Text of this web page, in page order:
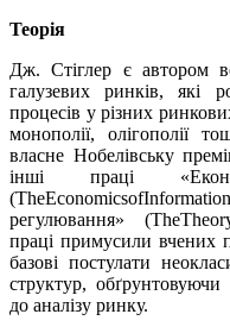
Теорія
Дж. Стіглер є автором
галузевих ринків, які
процесів у різних
монополії, олігополії
власне Нобелівську
інші праці
регулювання»
праці примусили вчених
базові постулати
структур, обґрунтовуючи
до аналізу ринку.